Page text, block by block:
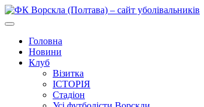
Головна
Новини
Клуб
Візитка
ІСТОРІЯ
Стадіон